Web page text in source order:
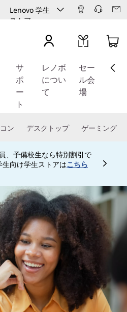
Lenovo 学生
ストア
サ
ポ
ー
ト
レノボ
につい
て
セー
ル会
場
ン デスクトップ ゲーミング
、予備校生なら特別割引で
向け学生ストアはこちら
Currently displaying item 4 of